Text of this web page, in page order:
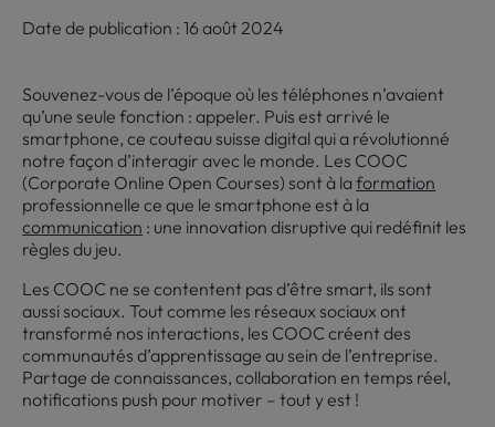
Date de publication : 16 août 2024
Souvenez-vous de l’époque où les téléphones n’avaient
qu’une seule fonction : appeler. Puis est arrivé le
smartphone, ce couteau suisse digital qui a révolutionné
notre façon d’interagir avec le monde. Les COOC
(Corporate Online Open Courses) sont à laformation
professionnelle ce que le smartphone est à la
communication : une innovation disruptive qui redéfinit les
règles du jeu.
Les COOC ne se contentent pas d’être smart, ils sont
aussi sociaux. Tout comme les réseaux sociaux ont
transformé nos interactions, les COOC créent des
communautés d’apprentissage au sein de l’entreprise.
Partage de connaissances, collaboration en temps réel,
notifications push pour motiver – tout y est !